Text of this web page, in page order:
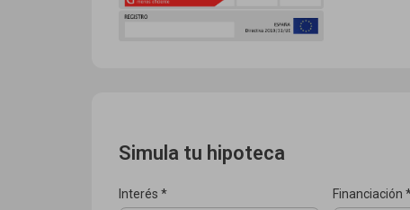
Simula tu hipoteca
Interés * Financiación